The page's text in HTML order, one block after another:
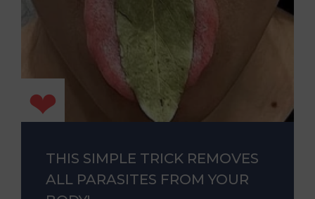
THIS SIMPLE TRICK REMOVES
ALL PARASITES FROM YOUR